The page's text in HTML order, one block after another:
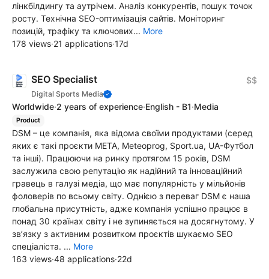
лінкбілдингу та аутрічем. Аналіз конкурентів, пошук точок
росту. Технічна SEO-оптимізація сайтів. Моніторинг
позицій, трафіку та ключових... More
178 views·21 applications·17d
SEO Specialist
Digital Sports Media
$$
Worldwide·2 years of experience·English - B1·Media
Product
DSM – це компанія, яка відома своїми продуктами (серед
яких є такі проєкти META, Meteoprog, Sport.ua, UA-Футбол
та інші). Працюючи на ринку протягом 15 років, DSM
заслужила свою репутацію як надійний та інноваційний
гравець в галузі медіа, що має популярність у мільйонів
фоловерів по всьому світу. Однією з переваг DSM є наша
глобальна присутність, адже компанія успішно працює в
понад 30 країнах світу і не зупиняється на досягнутому. У
зв’язку з активним розвитком проєктів шукаємо SEO
спеціаліста. ... More
163 views·48 applications·22d